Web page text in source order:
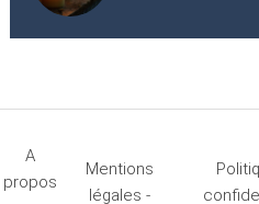
A
propos
Mentions
légales -